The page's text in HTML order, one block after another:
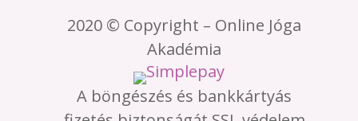
2020 © Copyright – Online Jóga
Akadémia
A böngészés és bankkártyás